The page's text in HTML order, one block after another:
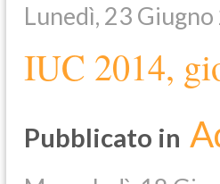
Lunedì, 23
IUC 2014,
Pubblicato in